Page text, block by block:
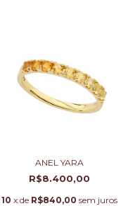
ANEL YARA
R$8.400,00
10 x de R$840,00 sem juros